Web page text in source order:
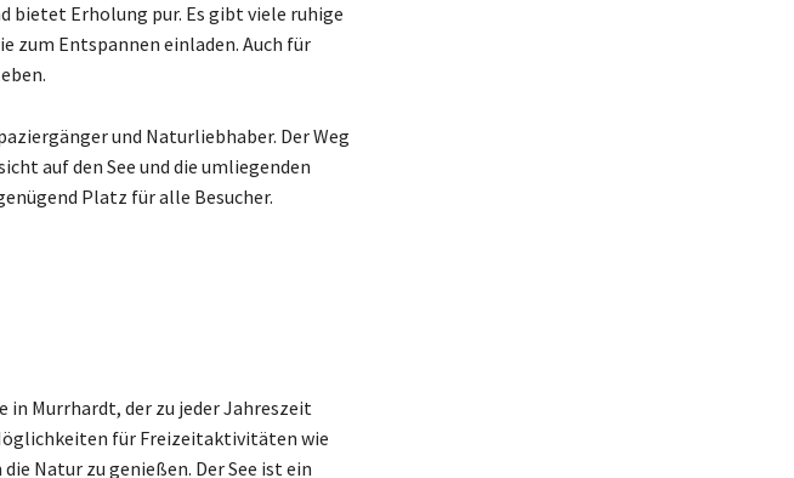
bietet Erholung pur. Es gibt viele ruhige
zum Entspannen einladen. Auch für
und Naturliebhaber. Der Weg
auf den See und die umliegenden
Platz für alle Besucher.
in Murrhardt, der zu jeder Jahreszeit
für Freizeitaktivitäten wie
Natur zu genießen. Der See ist ein